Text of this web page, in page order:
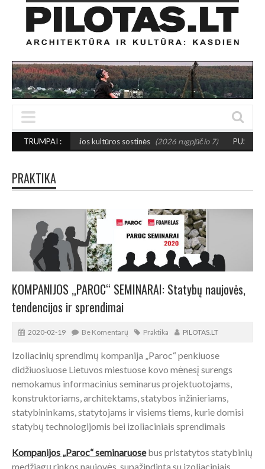
TRUMPAI :
kultūros sostinės (2026 rugpjūčio 7) PUSIAUSVYROS AKTAS
PRAKTIKA
KOMPANIJOS „PAROC“ SEMINARAI: Statybų naujovės,
tendencijos ir sprendimai
2020-02-19 Be Komentarų Praktika PILOTAS.LT
Izoliacinių sprendimų kompanija „Paroc“ penkiuose
didžiuosiuose Lietuvos miestuose kovo mėnesį surengs
nemokamus informacinius seminarus projektuotojams,
konstruktoriams, architektams, statybos inžinieriams,
statybininkams, statytojams ir visiems tiems, kurie domisi
statybų technologijomis bei izoliaciniais sprendimais
Kompanijos „Paroc“ seminaruosebus pristatytos statybinių
medžiagų rinkos naujovės, supažindinta su izoliaciniais